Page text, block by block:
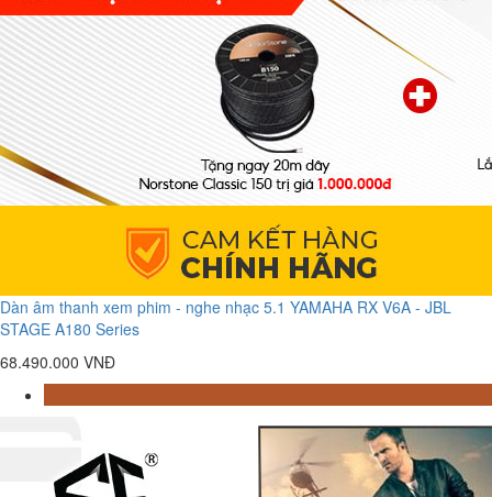
Dàn âm thanh xem phim - nghe nhạc 5.1 YAMAHA RX V6A - JBL
STAGE A180 Series
68.490.000 VNĐ